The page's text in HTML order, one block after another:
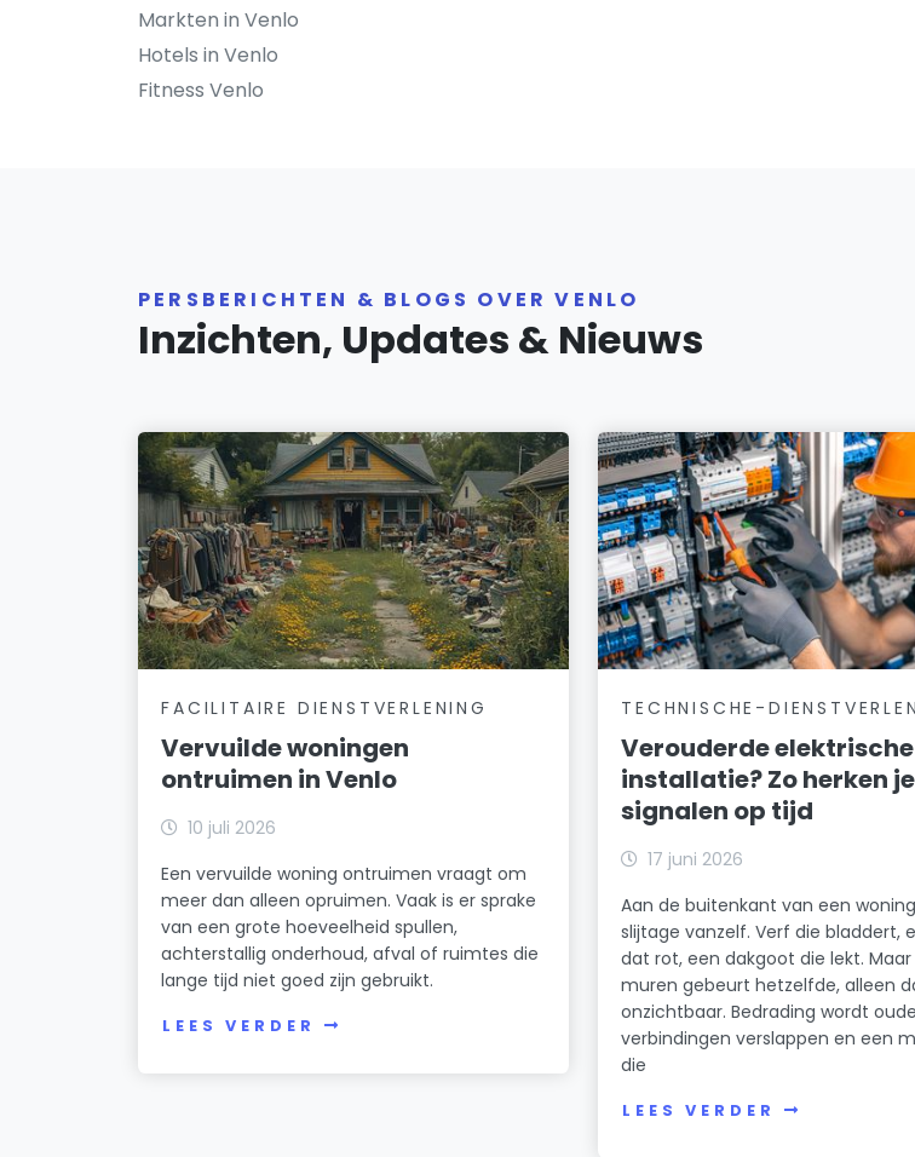
Markten in Venlo
Hotels in Venlo
Fitness Venlo
PERSBERICHTEN & BLOGS OVER VENLO
Inzichten, Updates & Nieuws
FACILITAIRE DIENSTVERLENING
Vervuilde woningen
ontruimen in Venlo
10 juli 2026
Een vervuilde woning ontruimen vraagt om
meer dan alleen opruimen. Vaak is er sprake
van een grote hoeveelheid spullen,
achterstallig onderhoud, afval of ruimtes die
lange tijd niet goed zijn gebruikt.
LEES VERDER
TECHNISCHE-
Verouderde elektrische
installatie? Zo herken
signalen op tijd
17 juni 2026
Aan de buitenkant van een
slijtage vanzelf. Verf die bladdert,
dat rot, een dakgoot die lekt.
muren gebeurt hetzelfde, alleen
onzichtbaar. Bedrading wordt
verbindingen verslappen en een
die
LEES VERDER